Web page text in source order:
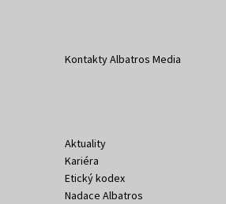
Kontakty Albatros Media
Aktuality
Kariéra
Etický kodex
Nadace Albatros